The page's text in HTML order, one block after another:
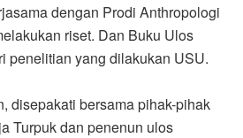
dengan Prodi Anthropologi
riset. Dan Buku Ulos
penelitian yang dilakukan USU.
disepakati bersama pihak-pihak
Turpuk dan penenun ulos